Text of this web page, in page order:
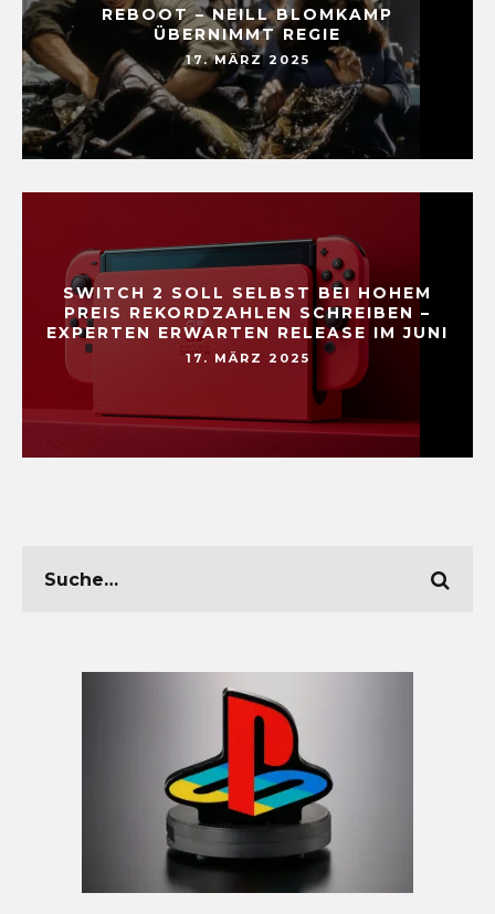
REBOOT – NEILL BLOMKAMP
ÜBERNIMMT REGIE
17. MÄRZ 2025
SWITCH 2 SOLL SELBST BEI HOHEM
PREIS REKORDZAHLEN SCHREIBEN –
EXPERTEN ERWARTEN RELEASE IM JUNI
17. MÄRZ 2025